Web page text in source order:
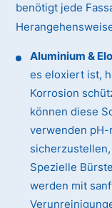
benötigt jede
Aluminium &
es eloxiert ist,
Korrosion
können diese
verwenden
Spezielle
werden mit